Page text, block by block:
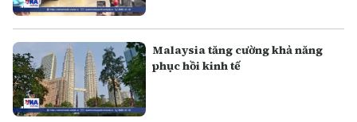
Malaysia tăng cường khả năng
phục hồi kinh tế